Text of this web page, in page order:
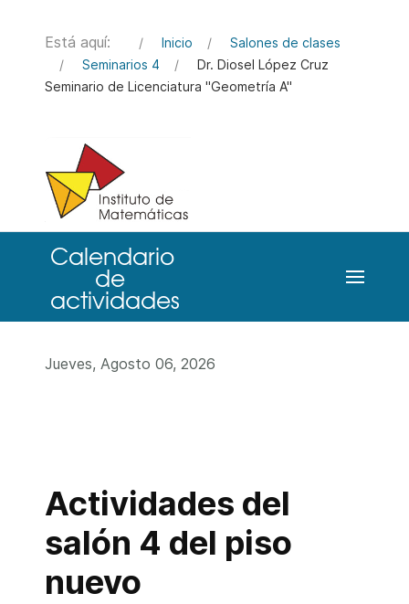
Está aquí: Inicio
Salones de clases
Seminarios 4
Dr. Diosel López Cruz
Seminario de Licenciatura "Geometría A"
Jueves, Agosto 06, 2026
Actividades del
salón 4 del piso
nuevo